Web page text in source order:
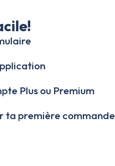
Plus ou Premium
ta première commande